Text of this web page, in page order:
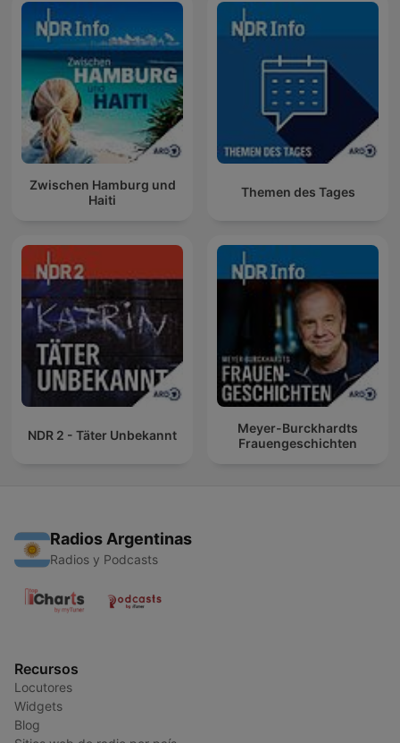
Zwischen Hamburg und
Haiti
Themen des Tages
NDR 2 - Täter Unbekannt
Meyer-Burckhardts
Frauengeschichten
Radios Argentinas
Radios y Podcasts
Recursos
Locutores
Widgets
Blog